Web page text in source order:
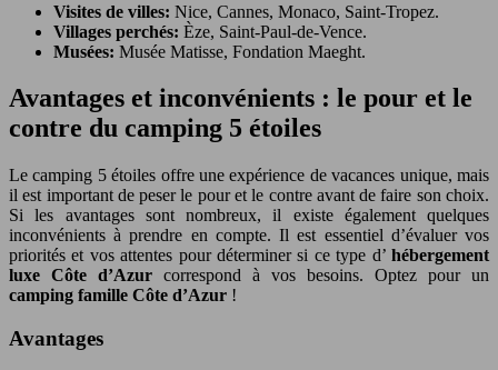
Visites de villes: Nice, Cannes, Monaco, Saint-Tropez.
Villages perchés: Èze, Saint-Paul-de-Vence.
Musées: Musée Matisse, Fondation Maeght.
Avantages et inconvénients : le pour et le
contre du camping 5 étoiles
Le camping 5 étoiles offre une expérience de vacances unique, mais
il est important de peser le pour et le contre avant de faire son choix.
Si les avantages sont nombreux, il existe également quelques
inconvénients à prendre en compte. Il est essentiel d’évaluer vos
priorités et vos attentes pour déterminer si ce type d’ hébergement
luxe Côte d’Azur correspond à vos besoins. Optez pour un
camping famille Côte d’Azur !
Avantages